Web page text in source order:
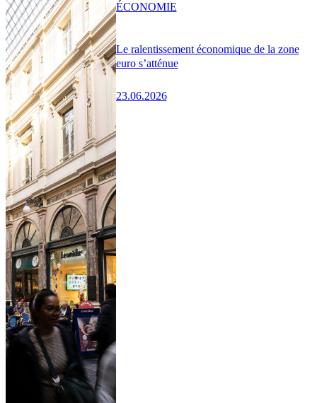
Le ralentissement économique de la zone
euro s’atténue
23.06.2026
ÉCONOMIE